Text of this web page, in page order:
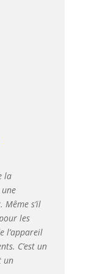
de
la
la
s’il
les
l’appareil
C’est un
un